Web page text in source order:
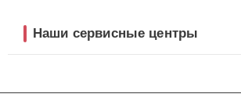
Наши сервисные центры